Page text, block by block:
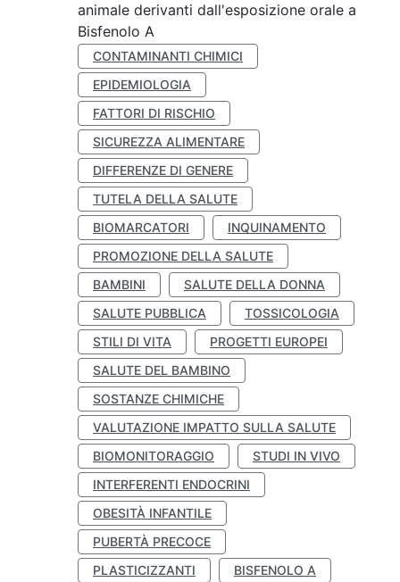
animale derivanti dall'esposizione orale a
Bisfenolo A
CONTAMINANTI CHIMICI
EPIDEMIOLOGIA
FATTORI DI RISCHIO
SICUREZZA ALIMENTARE
DIFFERENZE DI GENERE
TUTELA DELLA SALUTE
BIOMARCATORI
INQUINAMENTO
PROMOZIONE DELLA SALUTE
BAMBINI
SALUTE DELLA DONNA
SALUTE PUBBLICA
TOSSICOLOGIA
STILI DI VITA
PROGETTI EUROPEI
SALUTE DEL BAMBINO
SOSTANZE CHIMICHE
VALUTAZIONE IMPATTO SULLA SALUTE
BIOMONITORAGGIO
STUDI IN VIVO
INTERFERENTI ENDOCRINI
OBESITÀ INFANTILE
PUBERTÀ PRECOCE
PLASTICIZZANTI
BISFENOLO A